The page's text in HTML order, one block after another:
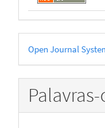
por
Open Journal